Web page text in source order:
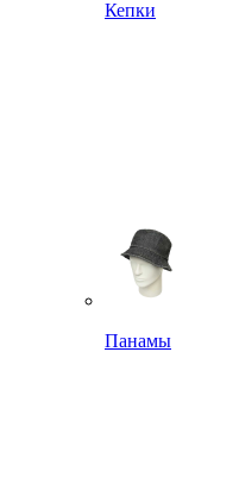
Кепки
Панамы